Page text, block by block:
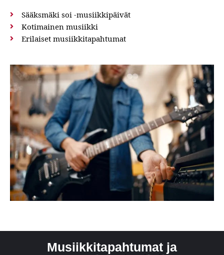
Sääksmäki soi -musiikkipäivät
Kotimainen musiikki
Erilaiset musiikkitapahtumat
Musiikkitapahtumat ja